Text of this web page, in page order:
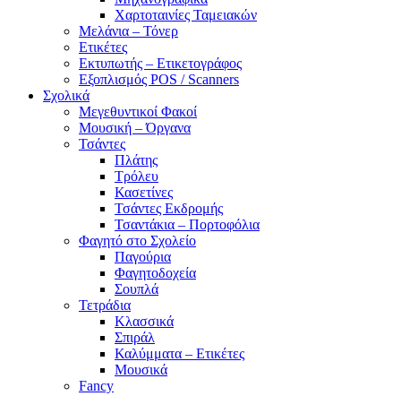
Χαρτοταινίες Ταμειακών
Μελάνια – Τόνερ
Ετικέτες
Εκτυπωτής – Ετικετογράφος
Εξοπλισμός POS / Scanners
Σχολικά
Μεγεθυντικοί Φακοί
Μουσική – Όργανα
Τσάντες
Πλάτης
Τρόλευ
Κασετίνες
Τσάντες Εκδρομής
Τσαντάκια – Πορτοφόλια
Φαγητό στο Σχολείο
Παγούρια
Φαγητοδοχεία
Σουπλά
Τετράδια
Κλασσικά
Σπιράλ
Καλύμματα – Ετικέτες
Μουσικά
Fancy